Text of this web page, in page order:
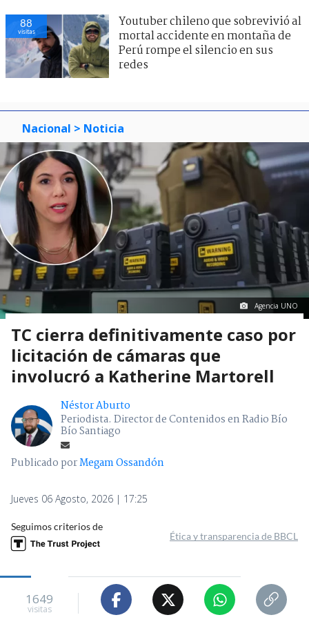
88
visitas
Youtuber chileno que sobrevivió al
mortal accidente en montaña de
Perú rompe el silencio en sus
redes
Nacional > Noticia
Agencia UNO
TC cierra definitivamente caso por
licitación de cámaras que
involucró a Katherine Martorell
Néstor Aburto
Periodista. Director de Contenidos en Radio Bío
Bío Santiago
Publicado porMegam Ossandón
Jueves 06 Agosto, 2026 | 17:25
Seguimos criterios de
Ética y transparencia de BBCL
1649
visitas